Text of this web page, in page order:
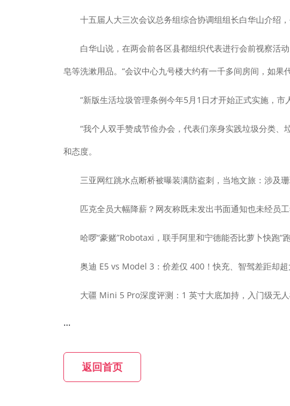
十五届人大三次会议总务组综合协调组组长白华山介绍，
白华山说，在两会前各区县都组织代表进行会前视察活动
皂等洗漱用品。“会议中心九号楼大约有一千多间房间，如
“新版生活垃圾管理条例今年5月1日才开始正式实施，市
“我个人双手赞成节俭办会，代表们亲身实践垃圾分类、
和态度。
三亚网红跳水点断桥被曝装满防盗刺，当地文旅：涉及珊
匹克全员大幅降薪？网友称既未发出书面通知也未经员工
哈啰“豪赌”Robotaxi，联手阿里和宁德能否比萝卜快跑“跑
奥迪 E5 vs Model 3：价差仅 400！快充、智驾差距却超
大疆 Mini 5 Pro深度评测：1 英寸大底加持，入门级无人
...
返回首页